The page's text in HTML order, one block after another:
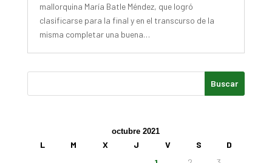
mallorquina María Batle Méndez, que logró
clasificarse para la final y en el transcurso de la
misma completar una buena…
octubre 2021
L M X J V S
D